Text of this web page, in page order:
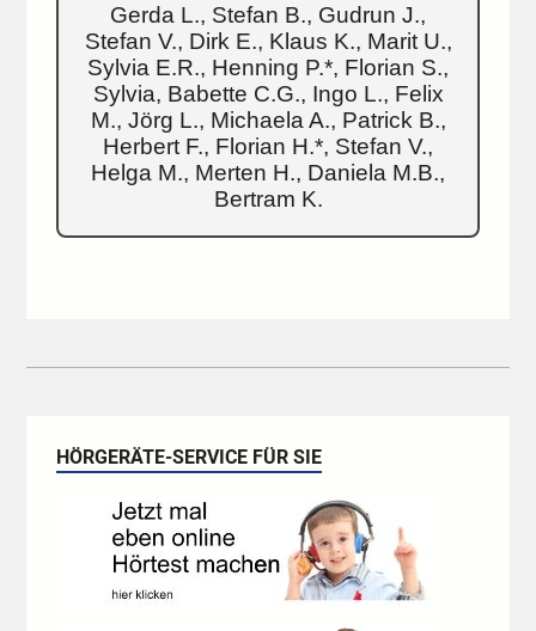
Gerda L., Stefan B., Gudrun J.,
Stefan V., Dirk E., Klaus K., Marit U.,
Sylvia E.R., Henning P.*, Florian S.,
Sylvia, Babette C.G., Ingo L., Felix
M., Jörg L., Michaela A., Patrick B.,
Herbert F., Florian H.*, Stefan V.,
Helga M., Merten H., Daniela M.B.,
Bertram K.
HÖRGERÄTE-SERVICE FÜR SIE